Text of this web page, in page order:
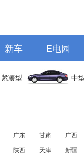
新车 E电园
紧凑型 中
广东 甘肃
广西
陕西 天津 新疆